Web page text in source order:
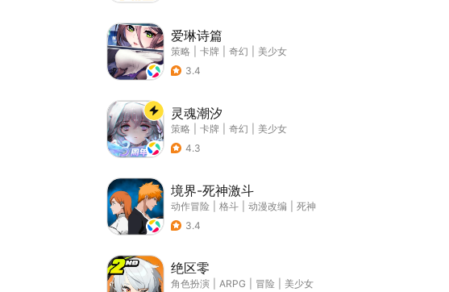
爱琳诗篇
策略 卡牌 奇幻
美少女
3.4
灵魂潮汐
策略 卡牌 奇幻
美少女
4.3
境界-死神激斗
动作冒险 格斗 动漫改编
死神
3.4
绝区零
角色扮演 ARPG 冒险
美少女